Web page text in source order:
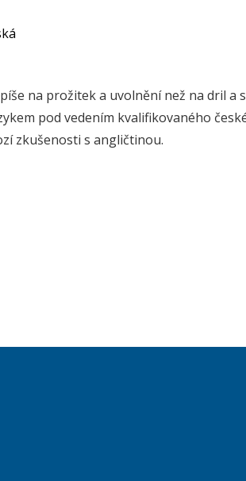
na prožitek a uvolnění než na dril a
pod vedením kvalifikovaného
zkušenosti s angličtinou.